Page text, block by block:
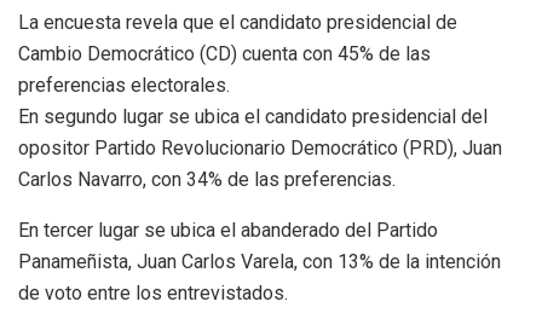
La encuesta revela que el candidato presidencial de
Cambio Democrático (CD) cuenta con 45% de las
preferencias electorales.
En segundo lugar se ubica el candidato presidencial del
opositor Partido Revolucionario Democrático (PRD), Juan
Carlos Navarro, con 34% de las preferencias.
En tercer lugar se ubica el abanderado del Partido
Panameñista, Juan Carlos Varela, con 13% de la intención
de voto entre los entrevistados.